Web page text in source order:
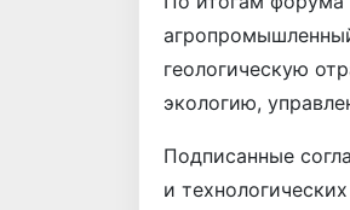
геологическую
экологию,
Подписанные
и